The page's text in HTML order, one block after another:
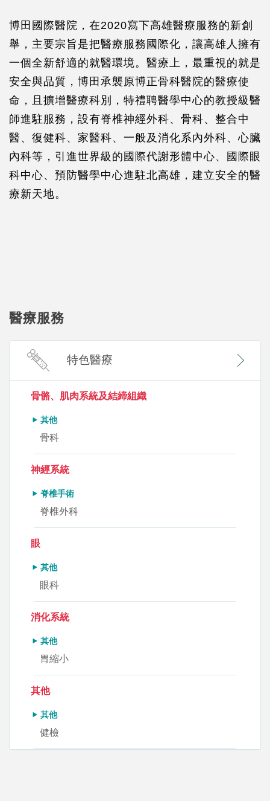
博田國際醫院，在2020寫下高雄醫療服務的新創
舉，主要宗旨是把醫療服務國際化，讓高雄人擁有
一個全新舒適的就醫環境。醫療上，最重視的就是
安全與品質，博田承襲原博正骨科醫院的醫療使
命，且擴增醫療科別，特禮聘醫學中心的教授級醫
師進駐服務，設有脊椎神經外科、骨科、整合中
醫、復健科、家醫科、一般及消化系內外科、心臟
內科等，引進世界級的國際代謝形體中心、國際眼
科中心、預防醫學中心進駐北高雄，建立安全的醫
療新天地。
醫療服務
特色醫療
骨骼、肌肉系統及結締組織
其他
骨科
神經系統
脊椎手術
脊椎外科
眼
其他
眼科
消化系統
其他
胃縮小
其他
其他
健檢